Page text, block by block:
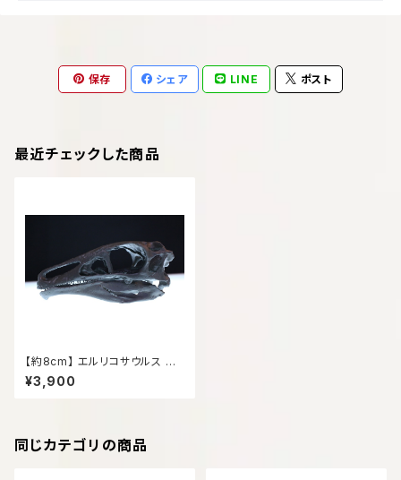
保存 シェア LINE ポスト
最近チェックした商品
【約8cm】 エルリコサウルス 縮
小頭骨レプリカ
¥3,900
同じカテゴリの商品